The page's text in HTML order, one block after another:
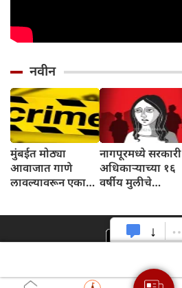
नवीन
मुंबईत मोठ्या
आवाजात गाणे
लावल्यावरून एकाच
मृत्यू
नागपूरमध्ये सरकारी
अधिकाऱ्याच्या १६
वर्षीय मुलीचे